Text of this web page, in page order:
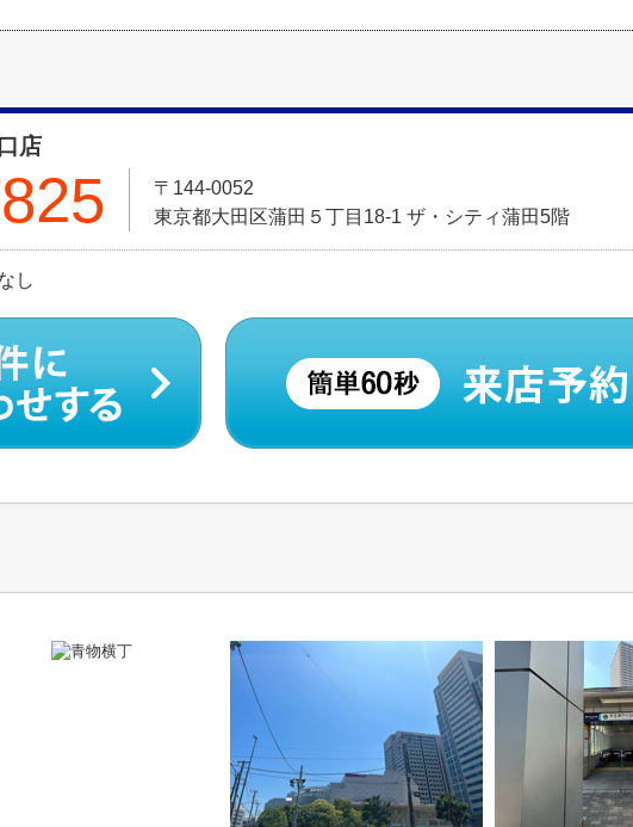
店
〒144-0052
東京都大田区蒲田５丁目18-1 ザ・シティ蒲田5階
し